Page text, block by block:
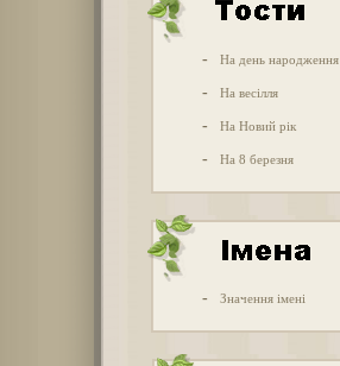
- На день народження
- На весілля
- На Новий рік
- На 8 березня
- Значення імені